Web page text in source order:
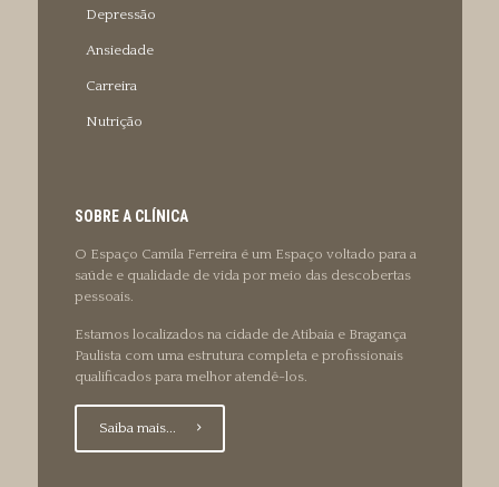
Depressão
Ansiedade
Carreira
Nutrição
SOBRE A CLÍNICA
O Espaço Camila Ferreira é um Espaço voltado para a
saúde e qualidade de vida por meio das descobertas
pessoais.
Estamos localizados na cidade de Atibaia e Bragança
Paulista com uma estrutura completa e profissionais
qualificados para melhor atendê-los.
Saiba mais...